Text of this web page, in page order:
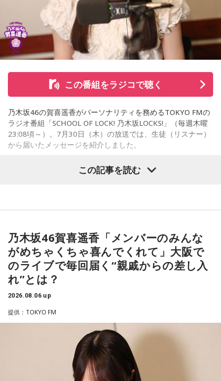
ことがあるという。そこで新鮮な野菜を味わったり馬関連グ
ッズを購入した経験を紹介し、店舗での利用が馬たちの支援
につながることから、興味を持った人へ足を運ぶことを呼び
かけた。
さらに、ホースセラピーについても自身の経験を交えて語っ
た。大学時代に所属していた馬術部では、地域の子どもたち
を招いた体験会が行われており、馬に乗ることで身体を自然
に動かすきっかけになったり、高い視点から景色を見ること
で自信や自己肯定感につながったりする姿を目にしていたと
いう。
今回の訪問を通じて、馬が競技や競走だけではなく、さまざ
まな形で人を支える存在であることを改めて感じた菅井。
この番組をラジコで聴く
乃木坂46の賀喜遥香がパーソナリティを務めるTOKYO FMの
ラジオ番組「SCHOOL OF LOCK! 乃木坂LOCKS!」（毎週木曜
23:08頃～）。7月30日（木）の放送では、生徒（リスナー）
から届いたメッセージを紹介しました。
ごくうれしかったし、かわいい遥香先生も、かっこいい遥香
先生もたくさん観ることができて、大満足のライブでした！
アンコールのときに披露していた『551蓬莱』のCMのモノマ
ネも関西ならではで、私も昔から観ていたので、とても楽し
くて全力で参加しました（笑）。ツアーも残り少なくなって
い！ ずっとずっと大好きです！」（兵庫県 20歳）
◆「真夏の全国ツアー2026」大阪公演裏話
賀喜：大阪公演2日目の私は、横結びみたいなサイドテールに
してみたんです。それがリスナーちゃんも意図せずというか
お揃いだったんだね！ うれしい～！
この記事を読む
乃木坂46賀喜遥香「メンバーのみんな
がめちゃくちゃ喜んでくれて」大阪で
のライブで毎回届く“親戚からの差し入
れ”とは？
2026.08.06 up
提供：TOKYO FM